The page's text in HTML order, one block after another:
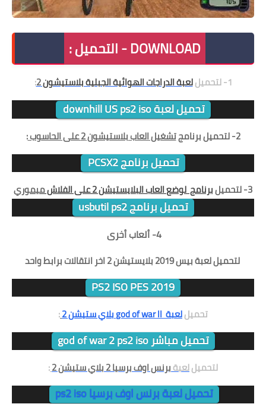
DOWNLOAD - التحميل :
1- لتحميل لعبة الدراجات الهوائية الجبلية بلاستيشون2
:
تحميل لعبة downhill US ps2 iso
2- لتحميل برنامج تشغيل العاببلاستيشون 2 على الحاسوب :
تحميل برنامج PCSX2
3- لتحميل برنامج لوضع العاب البلايستيشن 2 على الفلاش ميموري
تحميل برنامج usbutil ps2
4- ألعاب أخرى
لتحميللعبة بيس 2019 بلايستيشن 2 اخر انتقالات برابط واحد
PS2 ISO PES 2019
تحميللعبة god of war II بلاي ستيشن 2 :
تحميل مباشر god of war 2 ps2 iso
لتحميللعبةبرنس اوف برسيا 2 بلاي ستيشن 2 :
تحميل لعبة برنس اوف برسيا ps2 iso